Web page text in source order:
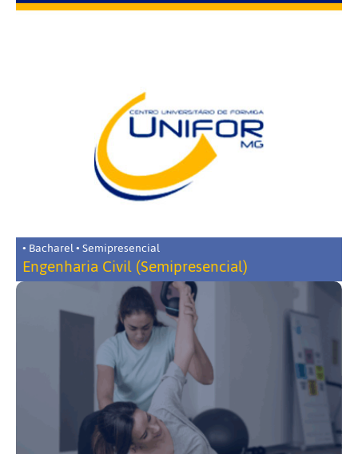
• Bacharel • Semipresencial
Engenharia Civil (Semipresencial)